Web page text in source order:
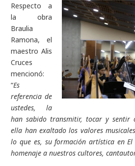
Respecto a
la obra
Braulia
Ramona, el
maestro Alis
Cruces
mencionó:
“Es
referencia de
ustedes, la
han sabido transmitir, tocar y sentir
ella han exaltado los valores
lo que es, su formación artística en El
homenaje a nuestros cultores,